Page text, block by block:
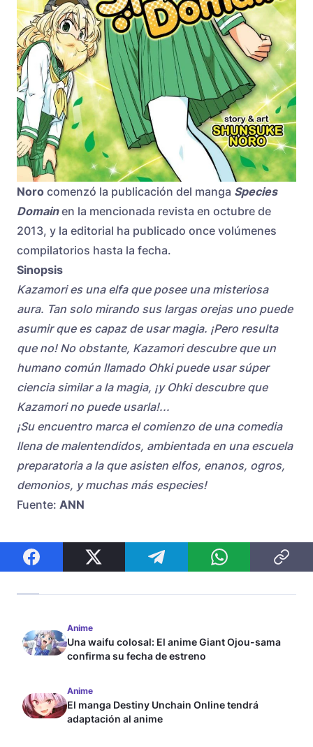
Noro comenzó la publicación del manga Species
Domainen la mencionada revista en octubre de
2013, y la editorial ha publicado once volúmenes
compilatorios hasta la fecha.
Sinopsis
Kazamori es una elfa que posee una misteriosa
aura. Tan solo mirando sus largas orejas uno puede
asumir que es capaz de usar magia. ¡Pero resulta
que no! No obstante, Kazamori descubre que un
humano común llamado Ohki puede usar súper
ciencia similar a la magia, ¡y Ohki descubre que
Kazamori no puede usarla!...
¡Su encuentro marca el comienzo de una comedia
llena de malentendidos, ambientada en una escuela
preparatoria a la que asisten elfos, enanos, ogros,
demonios, y muchas más especies!
Fuente: ANN
Anime
Una waifu colosal: El anime Giant Ojou-sama
confirma su fecha de estreno
Anime
El manga Destiny Unchain Online tendrá
adaptación al anime